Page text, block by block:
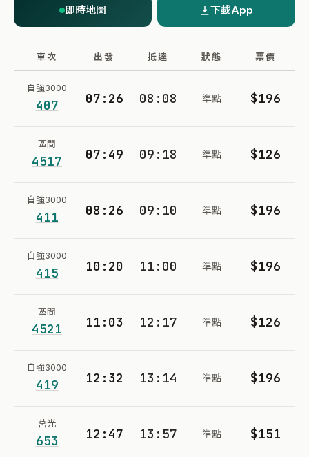
即時地圖 下載App
車次 出發 抵達 狀態 票價
自強3000
407 07:26 08:08 準點 $196
區間
4517 07:49 09:18 準點 $126
自強3000
411 08:26 09:10 準點 $196
自強3000
415 10:20 11:00 準點 $196
區間
4521 11:03 12:17 準點 $126
自強3000
419 12:32 13:14 準點 $196
莒光
653 12:47 13:57 準點 $151